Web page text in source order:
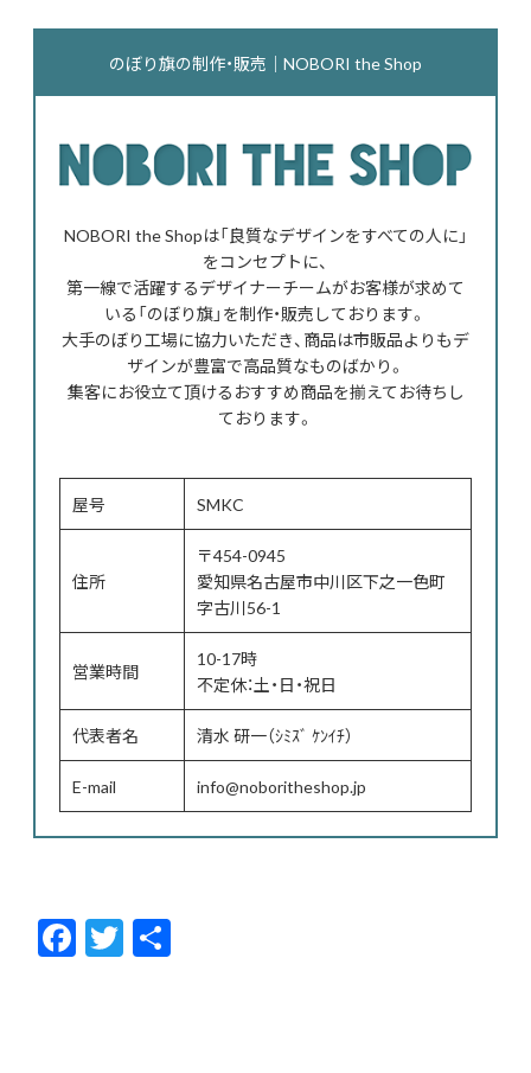
のぼり旗の制作・販売｜NOBORI the Shop
NOBORI the Shopは「良質なデザインをすべての人に」
をコンセプトに、
第一線で活躍するデザイナーチームがお客様が求めて
いる「のぼり旗」を制作・販売しております。
大手のぼり工場に協力いただき、商品は市販品よりもデ
ザインが豊富で高品質なものばかり。
集客にお役立て頂けるおすすめ商品を揃えてお待ちし
ております。
屋号 SMKC
住所
〒454-0945
愛知県名古屋市中川区下之一色町
字古川56-1
営業時間
10-17時
不定休：土・日・祝日
代表者名 清水 研一（ｼﾐｽﾞ ｹﾝｲﾁ）
E-mail info@noboritheshop.jp
F
ac
T
w